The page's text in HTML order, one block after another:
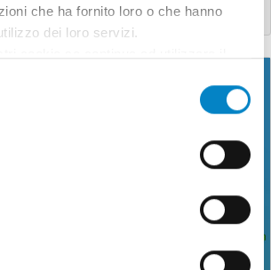
che ha fornito loro o che hanno
dei loro servizi.